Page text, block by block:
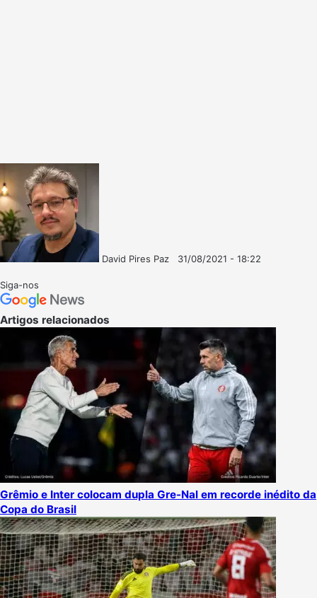
David Pires Paz
31/08/2021 - 18:22
Siga-nos
Artigos relacionados
Grêmio e Inter colocam dupla Gre-Nal em recorde inédito da
Copa do Brasil